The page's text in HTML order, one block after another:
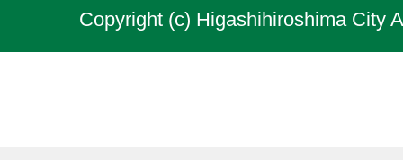
Copyright (c) Higashihiroshima City